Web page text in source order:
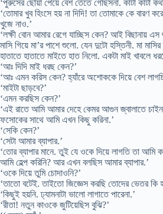
‘পুরুসের ছোঁয়া পেয়ে বেশ তেঁতে গেছিসনা. কাটা কাটা
‘তোমার খুব হিংসে হয় না দিদি! তা তোমাকে কে বারণ
খুজে নাও.’
‘লক্ষী বোন আমার রেগে যাচ্ছিস কেন? আই বিছানায় এস
মাসি গিয়ে মা’র পাশে শুলো. যেন দুটো হস্তিনী. মা মাসির
হাতাতে হাতাতে মাইতে হাত নিলো. একটা মাই খাবলে
‘আঃ দিদি মাই ধরছ কেন?’
‘আঃ এমন করিস কেন? হ্যাঁরে অশোককে দিয়ে বেশ
‘মাইটা ছাড়বে?’
‘এমন করছিস কেন?’
‘এই রাতে আমি আমার দেহে কেমর আগুন জ্বালাতে
ফসোকের সাথে আমি এখন কিছু করিনা.’
‘সেকি কেন?’
‘সেটা আমার ব্যাপার.’
‘তোর ব্যাপার মানে. তুই যে ওকে দিয়ে লাগতি তা আমি
আমি হেল্প করিনি? আর এখন বলছিস আমার ব্যাপার.’
‘ওকে দিয়ে তুমি চোদাওনি?’
‘তাতো বটেই. তাইতো জিজ্ঞেস করছি তোদের ভেতর কি
‘কিছুই হয়নি. ঢ্যামনাটা ভালো লাগাতে পারেনা.’
‘রীতা! নতুন কাওকে জুটিয়েছিস বুঝি?’